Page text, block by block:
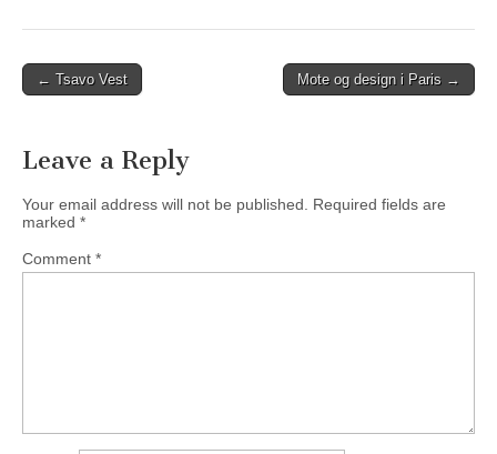
Post
← Tsavo Vest Mote og design i Paris →
Leave a Reply
Your email address will not be published. Required fields are
marked *
Comment *